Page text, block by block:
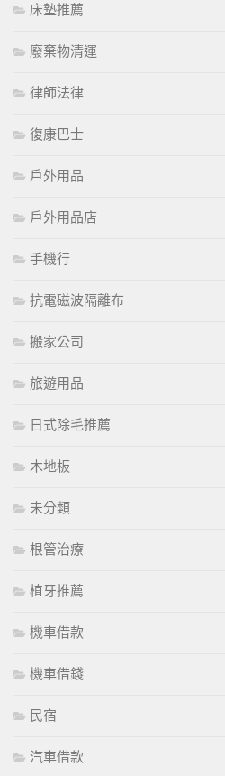
床墊推薦
廢棄物清運
律師法律
復康巴士
戶外用品
戶外用品店
手機行
抗電磁波隔離布
搬家公司
旅遊用品
日式除毛推薦
木地板
未分類
根管治療
植牙推薦
機車借款
機車借錢
民宿
汽車借款